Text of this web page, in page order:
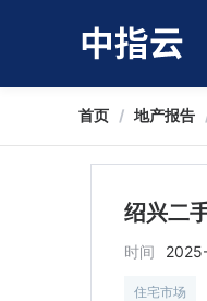
首页 / 地产报告
绍兴二
时间
住宅市场